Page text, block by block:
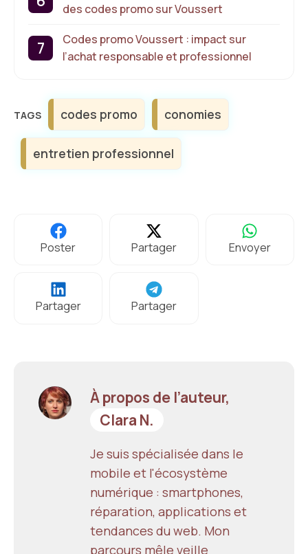
des codes promo sur Voussert
Codes promo Voussert : impact sur
l’achat responsable et professionnel
Étiquettes
codes promo conomies
entretien professionnel
Poster Partager Envoyer
Partager Partager
À propos de l’auteur,
Clara N.
Je suis spécialisée dans le
mobile et l'écosystème
numérique : smartphones,
réparation, applications et
tendances du web. Mon
parcours mêle veille